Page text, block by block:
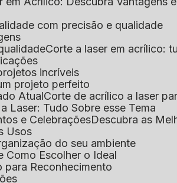
com precisão e qualidade
Corte a laser em acrílico:
incríveis
projeto perfeito
Atual
Corte de acrílico a laser
a Laser: Tudo Sobre esse Tema
e Celebrações
Descubra as
Usos
do seu ambiente
Como Escolher o Ideal
para Reconhecimento